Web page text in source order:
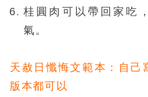
桂圓肉可以帶回家吃
氣。
天赦日懺悔文範本：自己
版本都可以